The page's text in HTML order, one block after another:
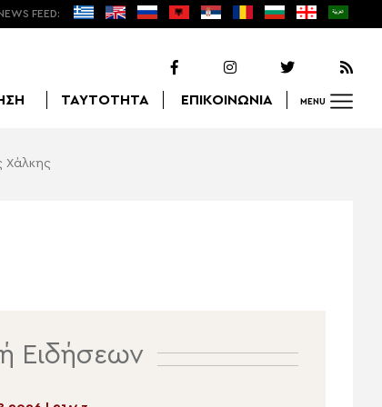
FEED:
ΤΑΥΤΟΤΗΤΑ ΕΠΙΚΟΙΝΩΝΙΑ MENU
Χάλκης
Ειδήσεων